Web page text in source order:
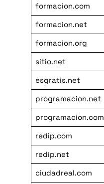
formacion.com
formacion.net
formacion.org
sitio.net
esgratis.net
programacion.net
programacion.com
redip.com
redip.net
ciudadreal.com